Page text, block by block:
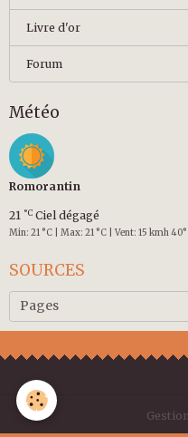
Livre d'or
Forum
Météo
Romorantin
21 °C Ciel dégagé
Min: 21 °C | Max: 21 °C | Vent: 15 kmh 40°
SOURCES